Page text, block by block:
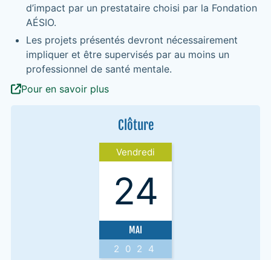
d’impact par un prestataire choisi par la Fondation
AÉSIO.
Les projets présentés devront nécessairement
impliquer et être supervisés par au moins un
professionnel de santé mentale.
Pour en savoir plus
Clôture
Vendredi
24
MAI
2024